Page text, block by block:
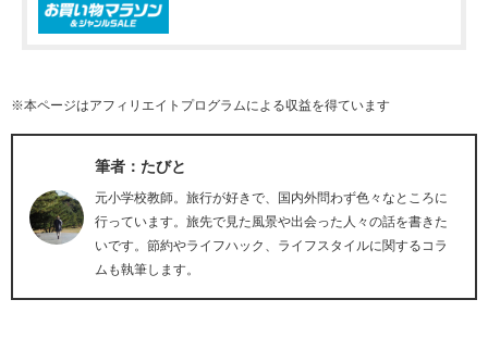
※本ページはアフィリエイトプログラムによる収益を得ています
筆者：たびと
元小学校教師。旅行が好きで、国内外問わず色々なところに
行っています。旅先で見た風景や出会った人々の話を書きた
いです。節約やライフハック、ライフスタイルに関するコラ
ムも執筆します。